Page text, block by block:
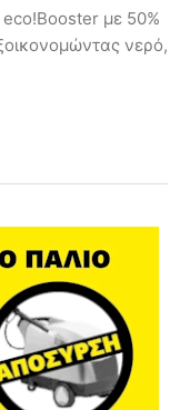
με 50%
νερό,